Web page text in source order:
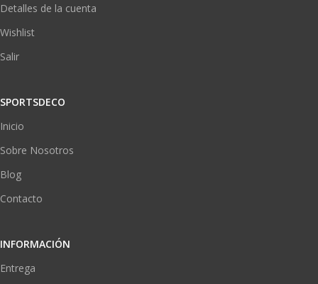
Detalles de la cuenta
Wishlist
Salir
SPORTSDECO
Inicio
Sobre Nosotros
Blog
Contacto
INFORMACIÓN
Entrega